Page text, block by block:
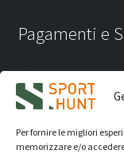
Per fornire le migliori
memorizzare e/o
Pagamenti e